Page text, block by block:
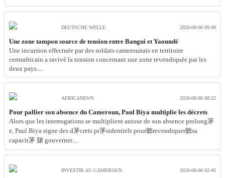
DEUTSCHE WELLE 2026-08-06 09:08
Une zone tampon source de tension entre Bangui et Yaoundé
Une incursion effectuée par des soldats camerounais en territoire
centrafricain a ravivé la tension concernant une zone revendiquée par les
deux pays....
AFRICANEWS 2026-08-06 08:22
Pour pallier son absence du Cameroun, Paul Biya multiplie les décrets
Alors que les interrogations se multiplient autour de son absence prolong茅
e, Paul Biya signe des d茅crets pr茅sidentiels pour聽revendiquer聽sa
capacit茅 脿 gouverner....
INVESTIR AU CAMEROUN 2026-08-06 02:45